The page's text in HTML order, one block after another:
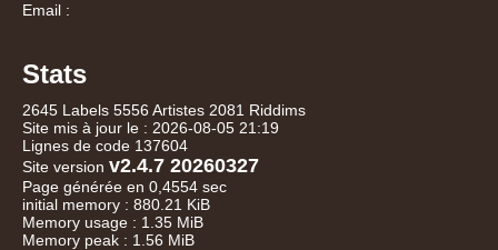
Email :
Stats
2645 Labels 5556 Artistes 2081 Riddims
Site mis à jour le : 2026-08-05 21:19
Lignes de code 137604
Site version v2.4.7 20260327
Page générée en 0,4554 sec
initial memory : 880.21 KiB
Memory usage : 1.35 MiB
Memory peak : 1.56 MiB